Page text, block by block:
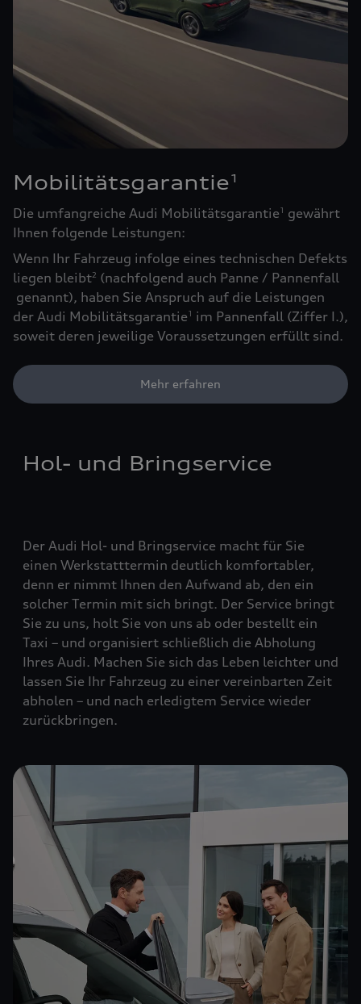
Mobilitätsgarantie1
Die umfangreiche Audi Mobilitätsgarantie1
gewährt
Ihnen folgende Leistungen:
Wenn Ihr Fahrzeug infolge eines technischen Defekts
liegen bleibt2 (nachfolgend auch Panne / Pannenfall
genannt), haben Sie Anspruch auf die Leistungen
der Audi Mobilitätsgarantie1
im Pannenfall (Ziffer I.),
soweit deren jeweilige Voraussetzungen erfüllt sind.
Mehr erfahren
Hol- und Bringservice
Der Audi Hol- und Bringservice macht für Sie
einen Werkstatttermin deutlich komfortabler,
denn er nimmt Ihnen den Aufwand ab, den ein
solcher Termin mit sich bringt. Der Service bringt
Sie zu uns, holt Sie von uns ab oder bestellt ein
Taxi – und organisiert schließlich die Abholung
Ihres Audi. Machen Sie sich das Leben leichter und
lassen Sie Ihr Fahrzeug zu einer vereinbarten Zeit
abholen – und nach erledigtem Service wieder
zurückbringen.